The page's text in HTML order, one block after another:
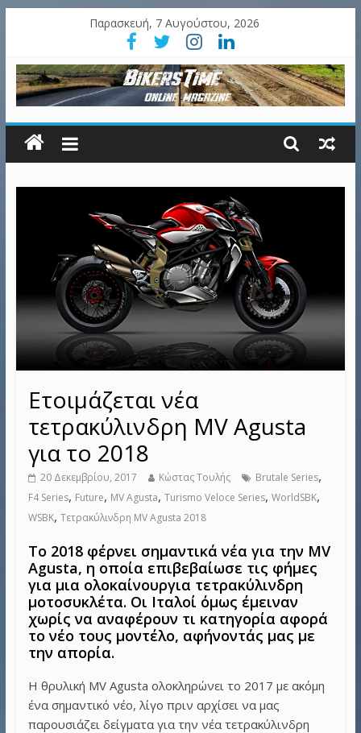
Παρασκευή, 7 Αυγούστου, 2026
Ετοιμάζεται νέα
τετρακύλινδρη MV Agusta
για το 2018
20 Δεκεμβρίου, 2017 Κώστας Τουλής Brutale Series,
F4 Series, Future, MV Agusta, Turismo Veloce Series, WorldSBK,
WSBK, Τετρακύλινδρη MV Agusta 2018
Το 2018 φέρνει σημαντικά νέα για την MV
Agusta, η οποία επιβεβαίωσε τις φήμες
για μια ολοκαίνουργια τετρακύλινδρη
μοτοσυκλέτα. Οι Ιταλοί όμως έμειναν
χωρίς να αναφέρουν τι κατηγορία αφορά
το νέο τους μοντέλο, αφήνοντάς μας με
την απορία.
Η θρυλική MV Agusta ολοκληρώνει το 2017 με ακόμη
ένα σημαντικό νέο, λίγο πριν αρχίσει να μας
παρουσιάζει δείγματα για την νέα τετρακύλινδρη